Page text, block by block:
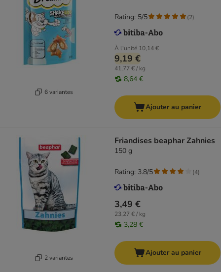
6 variantes
À l'unité 10,14 €
9,19 €
41,77 € / kg
8,64 €
Rating: 5/5 (2)
Ajouter au panier
2 variantes
Friandises beaphar Zahnies
150 g
3,49 €
23,27 € / kg
3,28 €
Rating: 3.8/5 (4)
Ajouter au panier